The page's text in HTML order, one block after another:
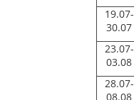
19.07-
30.07
23.07-
03.08
28.07-
08.08